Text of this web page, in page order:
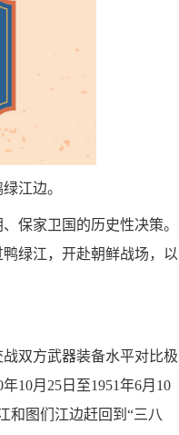
江边。
保家卫国的历史性决策。
绿江，开赴朝鲜战场，以
双方武器装备水平对比极
10月25日至1951年6月10
和图们江边赶回到“三八